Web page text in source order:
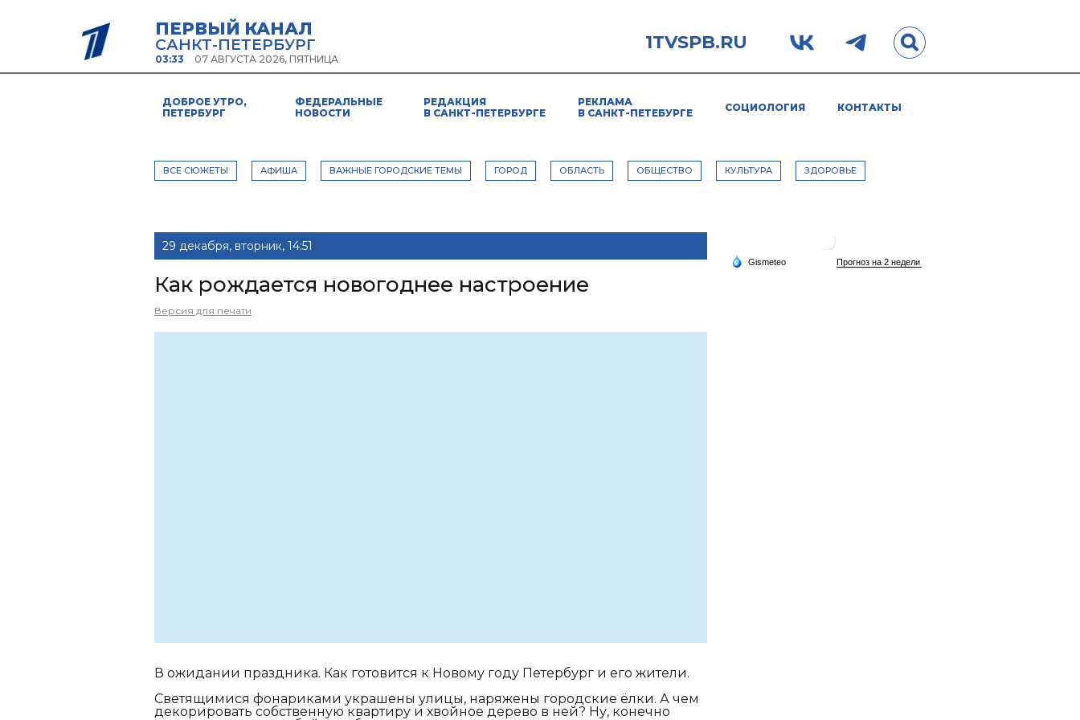
ПЕРВЫЙ КАНАЛ
САНКТ-ПЕТЕРБУРГ
03:33 07 АВГУСТА 2026, ПЯТНИЦА
1TVSPB.RU
ДОБРОЕ УТРО,
ПЕТЕРБУРГ
ФЕДЕРАЛЬНЫЕ
НОВОСТИ
РЕДАКЦИЯ
В САНКТ-ПЕТЕРБУРГЕ
РЕКЛАМА
В САНКТ-ПЕТЕБУРГЕ
СОЦИОЛОГИЯ КОНТАКТЫ
ВСЕ СЮЖЕТЫ АФИША ВАЖНЫЕ ГОРОДСКИЕ ТЕМЫ ГОРОД ОБЛАСТЬ ОБЩЕСТВО КУЛЬТУРА ЗДОРОВЬЕ
29 декабря, вторник, 14:51
Как рождается новогоднее настроение
Версия для печати
В ожидании праздника. Как готовится к Новому году Петербург и его жители.
Светящимися фонариками украшены улицы, наряжены городские ёлки. А чем
декорировать собственную квартиру и хвойное дерево в ней? Ну, конечно